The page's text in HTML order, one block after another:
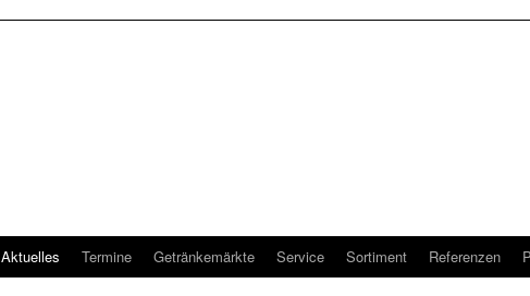
Aktuelles Termine Getränkemärkte Service Sortiment Referenzen